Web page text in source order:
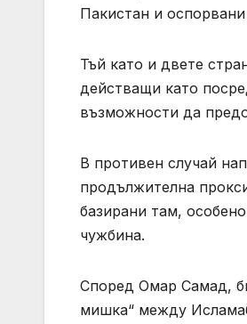
Пакистан и
Тъй като и двете
действащи като
възможности да
В противен случай
продължителна
базирани там,
чужбина.
Според Омар Самад,
мишка“ между